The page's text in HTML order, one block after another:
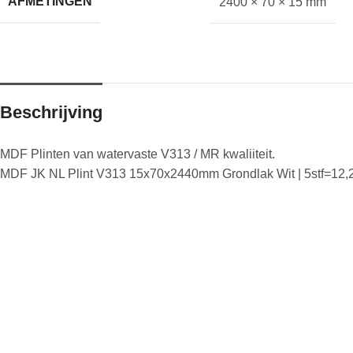
Beschrijving
MDF Plinten van watervaste V313 / MR kwaliiteit.
MDF JK NL Plint V313 15x70x2440mm Grondlak Wit |